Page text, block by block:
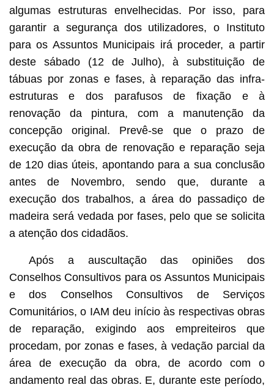
algumas estruturas envelhecidas. Por isso, para
garantir a segurança dos utilizadores, o Instituto
para os Assuntos Municipais irá proceder, a partir
deste sábado (12 de Julho), à substituição de
tábuas por zonas e fases, à reparação das infra-
estruturas e dos parafusos de fixação e à
renovação da pintura, com a manutenção da
concepção original. Prevê-se que o prazo de
execução da obra de renovação e reparação seja
de 120 dias úteis, apontando para a sua conclusão
antes de Novembro, sendo que, durante a
execução dos trabalhos, a área do passadiço de
madeira será vedada por fases, pelo que se solicita
a atenção dos cidadãos.
Após a auscultação das opiniões dos
Conselhos Consultivos para os Assuntos Municipais
e dos Conselhos Consultivos de Serviços
Comunitários, o IAM deu início às respectivas obras
de reparação, exigindo aos empreiteiros que
procedam, por zonas e fases, à vedação parcial da
área de execução da obra, de acordo com o
andamento real das obras. E, durante este período,